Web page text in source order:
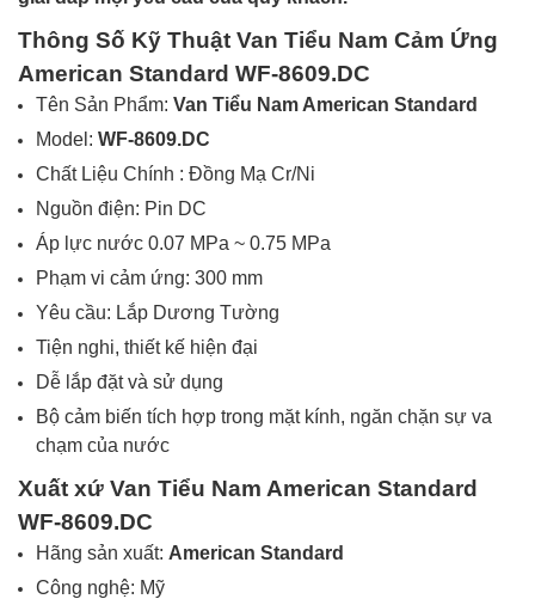
Thông Số Kỹ Thuật Van Tiểu Nam Cảm Ứng
American Standard WF-8609.DC
Tên Sản Phẩm: Van Tiểu Nam American Standard
Model: WF-8609.DC
Chất Liệu Chính : Đồng Mạ Cr/Ni
Nguồn điện: Pin DC
Áp lực nước 0.07 MPa ~ 0.75 MPa
Phạm vi cảm ứng: 300 mm
Yêu cầu: Lắp Dương Tường
Tiện nghi, thiết kế hiện đại
Dễ lắp đặt và sử dụng
Bộ cảm biến tích hợp trong mặt kính, ngăn chặn sự va
chạm của nước
Xuất xứ Van Tiểu Nam American Standard
WF-8609.DC
Hãng sản xuất: American Standard
Công nghệ: Mỹ